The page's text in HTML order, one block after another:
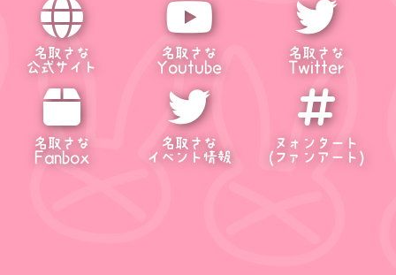
名取さな
公式サイト
名取さな
Youtube
名取さな
Twitter
名取さな
Fanbox
名取さな
イベント情報
ヌォンタート
(ファンアート)